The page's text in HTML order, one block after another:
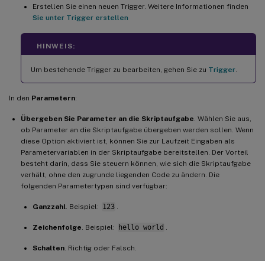
Erstellen Sie einen neuen Trigger. Weitere Informationen finden
Sie unter Trigger erstellen
HINWEIS:
Um bestehende Trigger zu bearbeiten, gehen Sie zu Trigger
In den Parametern:
Übergeben Sie Parameter an die Skriptaufgabe . Wählen Sie aus,
ob Parameter an die Skriptaufgabe übergeben werden sollen. Wenn
diese Option aktiviert ist, können Sie zur Laufzeit Eingaben als
Parametervariablen in der Skriptaufgabe bereitstellen. Der Vorteil
besteht darin, dass Sie steuern können, wie sich die Skriptaufgabe
verhält, ohne den zugrunde liegenden Code zu ändern. Die
folgenden Parametertypen sind verfügbar:
Ganzzahl . Beispiel: 123
Zeichenfolge . Beispiel: hello world
Schalten . Richtig oder Falsch.